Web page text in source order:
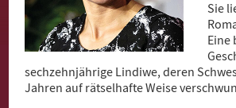
Sie
Eine
sechzehnjährige Lindiwe, deren
Jahren auf rätselhafte Weise